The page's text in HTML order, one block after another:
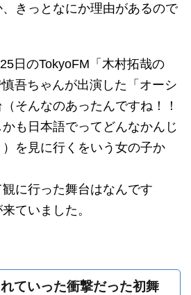
きっとなにか理由があるので
日のTokyoFM「木村拓哉の
吾ちゃんが出演した「オーシ
そんなのあったんですね！！
も日本語でってどんなかんじ
を見に行くをいう女の子か
に行った舞台はなんです
ていました。
ていった衝撃だった初舞